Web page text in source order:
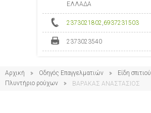
ΕΛΛΑΔΑ
2373021802,6937231503
2373023540
Αρχική Οδηγός Επαγγελματιών
Είδη σπιτιού
Πλυντήριο ρούχων
BAΡAKAΣ ΑΝΑΣΤΑΣΙΟΣ